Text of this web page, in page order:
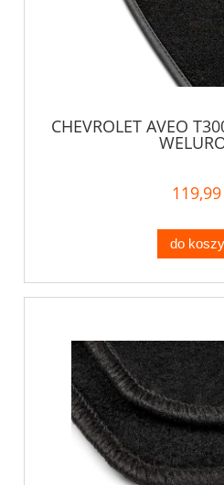
CHEVROLET AVEO
119,99
do